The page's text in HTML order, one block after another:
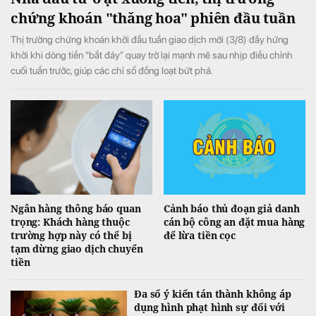
chứng khoán "thăng hoa" phiên đầu tuần
Thị trường chứng khoán khởi đầu tuần giao dịch mới (3/8) đầy hứng
khởi khi dòng tiền “bắt đáy” quay trở lại mạnh mẽ sau nhịp điều chỉnh
cuối tuần trước, giúp các chỉ số đồng loạt bứt phá.
Ngân hàng thông báo quan
trọng: Khách hàng thuộc
trường hợp này có thể bị
tạm dừng giao dịch chuyển
tiền
Cảnh báo thủ đoạn giả danh
cán bộ công an đặt mua hàng
để lừa tiền cọc
Đa số ý kiến tán thành không áp
dụng hình phạt hình sự đối với